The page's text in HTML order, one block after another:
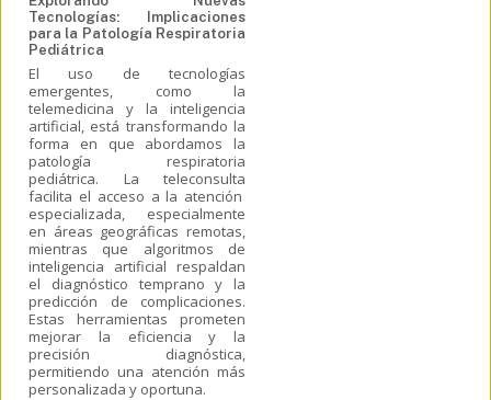
Tecnologías: Implicaciones
para la Patología Respiratoria
Pediátrica
El uso de tecnologías
emergentes, como la
telemedicina y la inteligencia
artificial, está transformando la
forma en que abordamos la
patología respiratoria
pediátrica. La teleconsulta
facilita el acceso a la atención
especializada, especialmente
en áreas geográficas remotas,
mientras que algoritmos de
inteligencia artificial respaldan
el diagnóstico temprano y la
predicción de complicaciones.
Estas herramientas prometen
mejorar la eficiencia y la
precisión diagnóstica,
permitiendo una atención más
personalizada y oportuna.